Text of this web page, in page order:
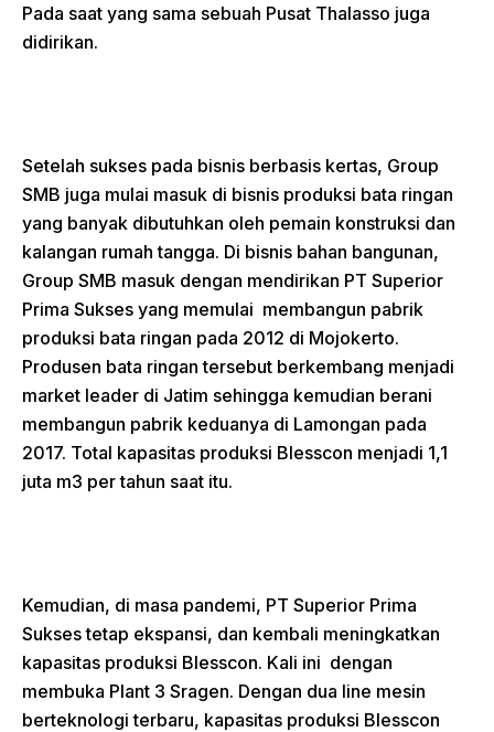
Pada saat yang sama sebuah Pusat Thalasso juga
didirikan.
Setelah sukses pada bisnis berbasis kertas, Group
SMB juga mulai masuk di bisnis produksi bata ringan
yang banyak dibutuhkan oleh pemain konstruksi dan
kalangan rumah tangga. Di bisnis bahan bangunan,
Group SMB masuk dengan mendirikan PT Superior
Prima Sukses yang memulai membangun pabrik
produksi bata ringan pada 2012 di Mojokerto.
Produsen bata ringan tersebut berkembang menjadi
market leader di Jatim sehingga kemudian berani
membangun pabrik keduanya di Lamongan pada
2017. Total kapasitas produksi Blesscon menjadi 1,1
juta m3 per tahun saat itu.
Kemudian, di masa pandemi, PT Superior Prima
Sukses tetap ekspansi, dan kembali meningkatkan
kapasitas produksi Blesscon. Kali ini dengan
membuka Plant 3 Sragen. Dengan dua line mesin
berteknologi terbaru, kapasitas produksi Blesscon